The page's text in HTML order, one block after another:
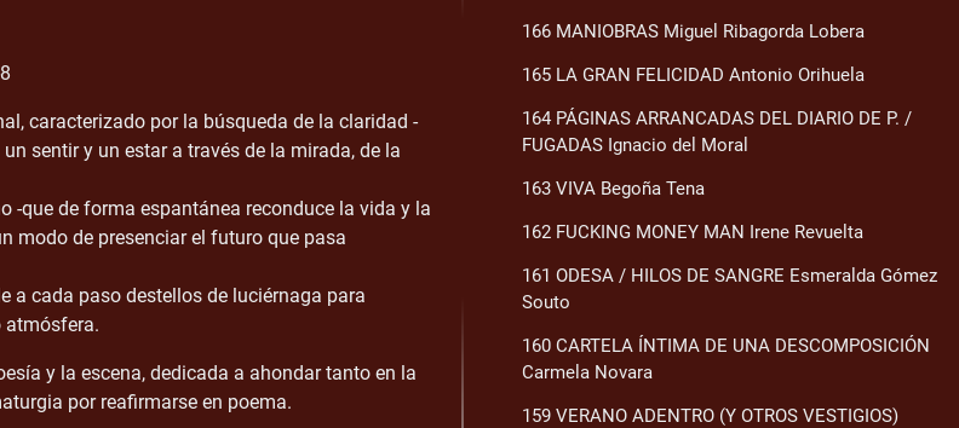
caracterizado por la búsqueda de la claridad -
sentir y un estar a través de la mirada, de la
-que de forma espantánea reconduce la vida y la
modo de presenciar el futuro que pasa
a cada paso destellos de luciérnaga para
atmósfera.
y la escena, dedicada a ahondar tanto en la
por reafirmarse en poema.
166 MANIOBRAS Miguel Ribagorda Lobera
165 LA GRAN FELICIDAD Antonio Orihuela
164 PÁGINAS ARRANCADAS DEL DIARIO DE P. /
FUGADAS Ignacio del Moral
163 VIVA Begoña Tena
162 FUCKING MONEY MAN Irene Revuelta
161 ODESA / HILOS DE SANGRE Esmeralda Gómez
Souto
160 CARTELA ÍNTIMA DE UNA DESCOMPOSICIÓN
Carmela Novara
159 VERANO ADENTRO (Y OTROS VESTIGIOS)